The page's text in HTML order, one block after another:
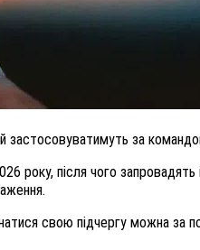
застосовуватимуть за
року, після чого запровадять
свою підчергу можна за
ПОРАНЕНЬ, ОТРИМАНИХ
ЮРІЙ ВОЙТИК